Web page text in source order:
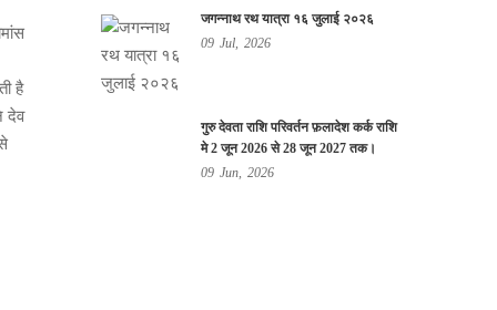
है
देव
जगन्नाथ रथ यात्रा १६ जुलाई २०२६
09 Jul, 2026
गुरु देवता राशि परिवर्तन फ़लादेश कर्क राशि
मे 2 जून 2026 से 28 जून 2027 तक।
09 Jun, 2026